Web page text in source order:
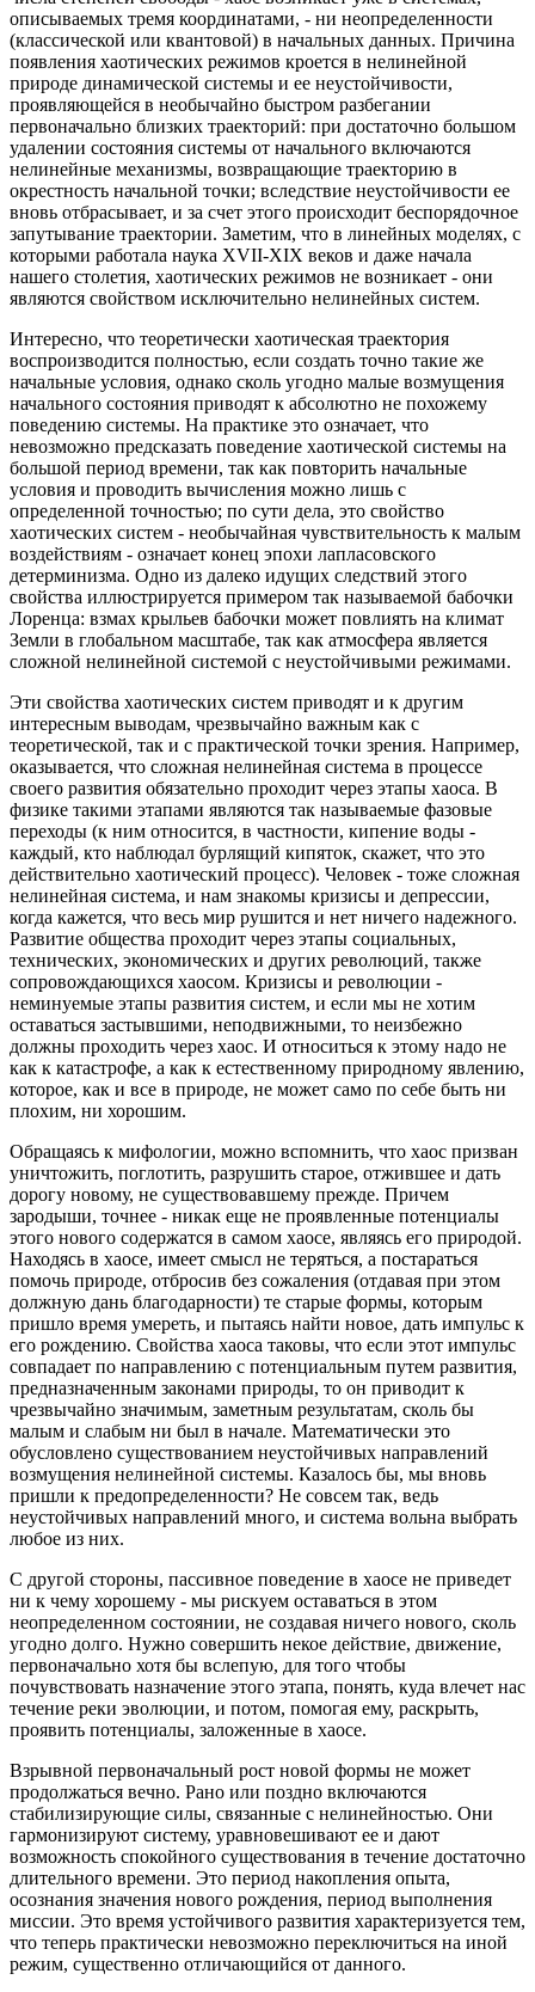
описываемых тремя координатами, - ни неопределенности
(классической или квантовой) в начальных данных. Причина
появления хаотических режимов кроется в нелинейной
природе динамической системы и ее неустойчивости,
проявляющейся в необычайно быстром разбегании
первоначально близких траекторий: при достаточно большом
удалении состояния системы от начального включаются
нелинейные механизмы, возвращающие траекторию в
окрестность начальной точки; вследствие неустойчивости ее
вновь отбрасывает, и за счет этого происходит беспорядочное
запутывание траектории. Заметим, что в линейных моделях, с
которыми работала наука XVII-XIX веков и даже начала
нашего столетия, хаотических режимов не возникает - они
являются свойством исключительно нелинейных систем.
Интересно, что теоретически хаотическая траектория
воспроизводится полностью, если создать точно такие же
начальные условия, однако сколь угодно малые возмущения
начального состояния приводят к абсолютно не похожему
поведению системы. На практике это означает, что
невозможно предсказать поведение хаотической системы на
большой период времени, так как повторить начальные
условия и проводить вычисления можно лишь с
определенной точностью; по сути дела, это свойство
хаотических систем - необычайная чувствительность к малым
воздействиям - означает конец эпохи лапласовского
детерминизма. Одно из далеко идущих следствий этого
свойства иллюстрируется примером так называемой бабочки
Лоренца: взмах крыльев бабочки может повлиять на климат
Земли в глобальном масштабе, так как атмосфера является
сложной нелинейной системой с неустойчивыми режимами.
Эти свойства хаотических систем приводят и к другим
интересным выводам, чрезвычайно важным как с
теоретической, так и с практической точки зрения. Например,
оказывается, что сложная нелинейная система в процессе
своего развития обязательно проходит через этапы хаоса. В
физике такими этапами являются так называемые фазовые
переходы (к ним относится, в частности, кипение воды -
каждый, кто наблюдал бурлящий кипяток, скажет, что это
действительно хаотический процесс). Человек - тоже сложная
нелинейная система, и нам знакомы кризисы и депрессии,
когда кажется, что весь мир рушится и нет ничего надежного.
Развитие общества проходит через этапы социальных,
технических, экономических и других революций, также
сопровождающихся хаосом. Кризисы и революции -
неминуемые этапы развития систем, и если мы не хотим
оставаться застывшими, неподвижными, то неизбежно
должны проходить через хаос. И относиться к этому надо не
как к катастрофе, а как к естественному природному явлению,
которое, как и все в природе, не может само по себе быть ни
плохим, ни хорошим.
Обращаясь к мифологии, можно вспомнить, что хаос призван
уничтожить, поглотить, разрушить старое, отжившее и дать
дорогу новому, не существовавшему прежде. Причем
зародыши, точнее - никак еще не проявленные потенциалы
этого нового содержатся в самом хаосе, являясь его природой.
Находясь в хаосе, имеет смысл не теряться, а постараться
помочь природе, отбросив без сожаления (отдавая при этом
должную дань благодарности) те старые формы, которым
пришло время умереть, и пытаясь найти новое, дать импульс к
его рождению. Свойства хаоса таковы, что если этот импульс
совпадает по направлению с потенциальным путем развития,
предназначенным законами природы, то он приводит к
чрезвычайно значимым, заметным результатам, сколь бы
малым и слабым ни был в начале. Математически это
обусловлено существованием неустойчивых направлений
возмущения нелинейной системы. Казалось бы, мы вновь
пришли к предопределенности? Не совсем так, ведь
неустойчивых направлений много, и система вольна выбрать
любое из них.
С другой стороны, пассивное поведение в хаосе не приведет
ни к чему хорошему - мы рискуем оставаться в этом
неопределенном состоянии, не создавая ничего нового, сколь
угодно долго. Нужно совершить некое действие, движение,
первоначально хотя бы вслепую, для того чтобы
почувствовать назначение этого этапа, понять, куда влечет нас
течение реки эволюции, и потом, помогая ему, раскрыть,
проявить потенциалы, заложенные в хаосе.
Взрывной первоначальный рост новой формы не может
продолжаться вечно. Рано или поздно включаются
стабилизирующие силы, связанные с нелинейностью. Они
гармонизируют систему, уравновешивают ее и дают
возможность спокойного существования в течение достаточно
длительного времени. Это период накопления опыта,
осознания значения нового рождения, период выполнения
миссии. Это время устойчивого развития характеризуется тем,
что теперь практически невозможно переключиться на иной
режим, существенно отличающийся от данного.